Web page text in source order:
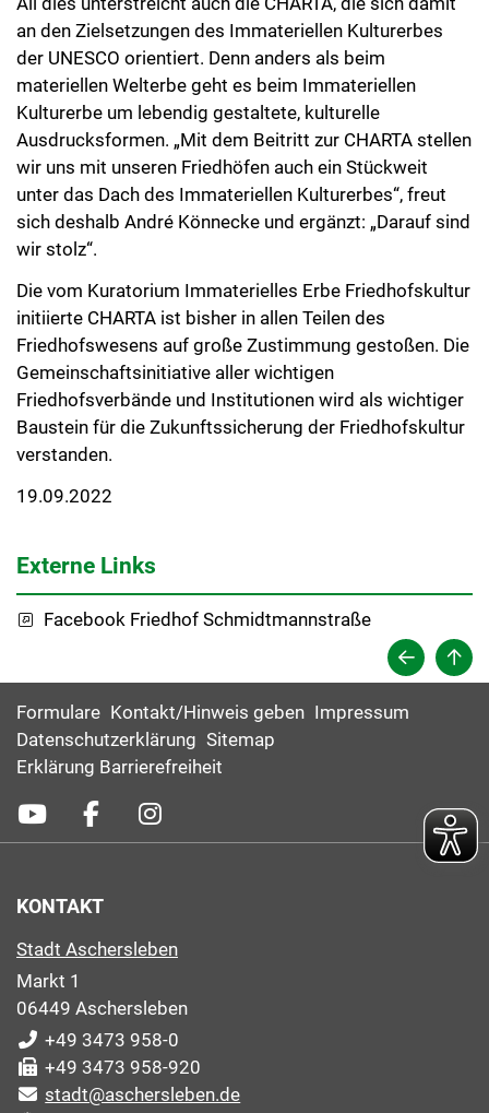
an den Zielsetzungen des Immateriellen Kulturerbes
der UNESCO orientiert. Denn anders als beim
materiellen Welterbe geht es beim Immateriellen
Kulturerbe um lebendig gestaltete, kulturelle
Ausdrucksformen. „Mit dem Beitritt zur CHARTA stellen
wir uns mit unseren Friedhöfen auch ein Stückweit
unter das Dach des Immateriellen Kulturerbes“, freut
sich deshalb André Könnecke und ergänzt: „Darauf sind
wir stolz“.
Die vom Kuratorium Immaterielles Erbe Friedhofskultur
initiierte CHARTA ist bisher in allen Teilen des
Friedhofswesens auf große Zustimmung gestoßen. Die
Gemeinschaftsinitiative aller wichtigen
Friedhofsverbände und Institutionen wird als wichtiger
Baustein für die Zukunftssicherung der Friedhofskultur
verstanden.
19.09.2022
Externe Links
Facebook Friedhof Schmidtmannstraße
Formulare Kontakt/Hinweis geben Impressum
Datenschutzerklärung Sitemap
Erklärung Barrierefreiheit
KONTAKT
Stadt Aschersleben
Markt 1
06449 Aschersleben
+49 3473 958-0
+49 3473 958-920
stadt@aschersleben.de